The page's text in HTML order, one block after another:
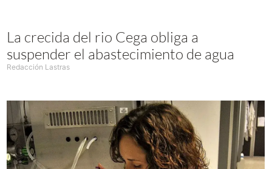
La crecida del rio Cega obliga a
suspender el abastecimiento de agua
Redacción Lastras